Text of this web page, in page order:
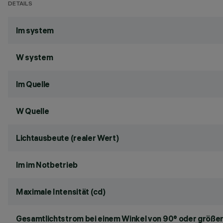
DETAILS
lm system
W system
lm Quelle
W Quelle
Lichtausbeute (realer Wert)
lm im Notbetrieb
Maximale Intensität (cd)
Gesamtlichtstrom bei einem Winkel von 90° oder